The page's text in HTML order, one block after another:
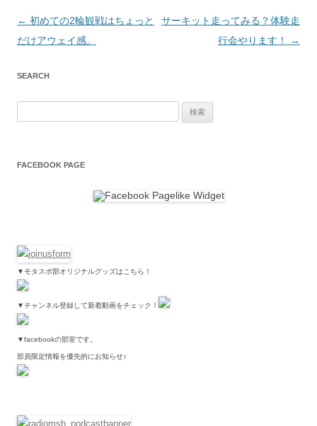
投稿ナビゲーション
← 初めての2輪観戦はちょっと
だけアウェイ感。
サーキット走ってみる？体験走
行会やります！
→
SEARCH
FACEBOOK PAGE
▼モタスポ部オリジナルグッズはこちら！
▼チャンネル登録して新着動画をチェック！
▼facebookの部室です。
部員限定情報を優先的にお知らせ♪